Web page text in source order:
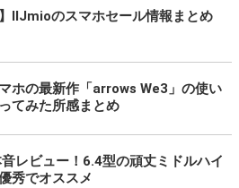
IIJmioのスマホセール情報まとめ
ホの最新作「arrows We3」の使い
てみた所感まとめ
レビュー！6.4型の頑丈ミドルハイ
秀でオススメ